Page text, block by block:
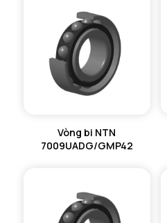
Vòng bi NTN
7009UADG/GMP42